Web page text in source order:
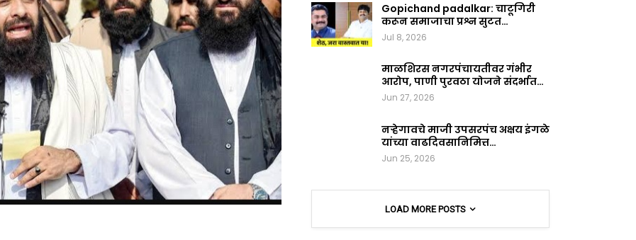
Gopichand padalkar: चाटूगिरी
करून समाजाचा प्रश्न सुटत…
Jul 8, 2026
माळशिरस नगरपंचायतीवर गंभीर
आरोप, पाणी पुरवठा योजने संदर्भात…
Jun 27, 2026
नऱ्हेगावचे माजी उपसरपंच अक्षय इंगळे
यांच्या वाढदिवसानिमित्त…
Jun 25, 2026
LOAD MORE POSTS